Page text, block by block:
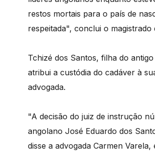
restos mortais para o país de
respeitada", conclui o magistrado
Tchizé dos Santos, filha do
atribui a custódia do cadáver à
advogada.
"A decisão do juiz de instrução
angolano José Eduardo dos
disse a advogada Carmen